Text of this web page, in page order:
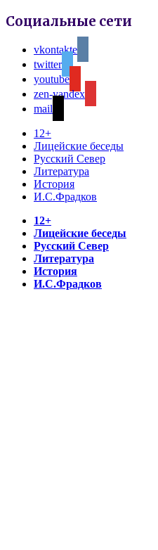
Социальные сети
vkontakte
twitter
youtube
zen-yandex
mail
12+
Лицейские беседы
Русский Север
Литература
История
И.С.Фрадков
12+
Лицейские беседы
Русский Север
Литература
История
И.С.Фрадков